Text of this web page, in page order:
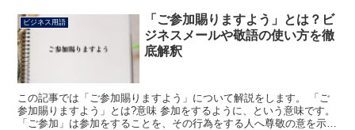
ビジネス用語
「ご参加賜りますよう」とは？ビ
ジネスメールや敬語の使い方を徹
底解釈
この記事では「ご参加賜りますよう」について解説をします。 「ご
参加賜りますよう」とは?意味 参加をするように、という意味です。
「ご参加」は参加をすることを、その行為をする人へ尊敬の意を示す